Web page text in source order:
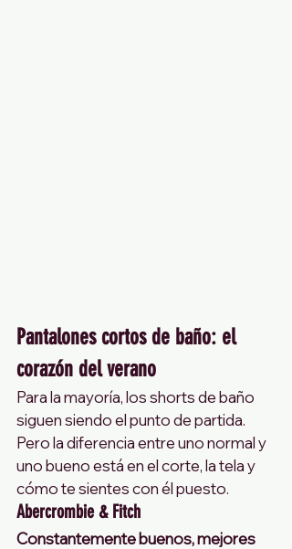
Pantalones cortos de baño: el
corazón del verano
Para la mayoría, los shorts de baño
siguen siendo el punto de partida.
Pero la diferencia entre uno normal y
uno bueno está en el corte, la tela y
cómo te sientes con él puesto.
Abercrombie & Fitch
Constantemente buenos, mejores